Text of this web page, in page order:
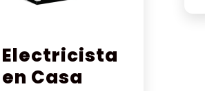
Electricista
en Casa